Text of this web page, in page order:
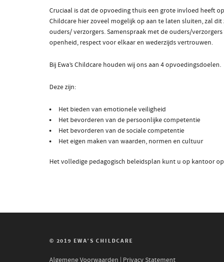
Cruciaal is dat de opvoeding thuis een grote invloed heeft
Childcare hier zoveel mogelijk op aan te laten sluiten, zal
ouders/ verzorgers. Samenspraak met de ouders/
openheid, respect voor elkaar en wederzijds vertrouwen.
Bij Ewa’s Childcare houden wij ons aan 4 opvoedingsdoelen.
Deze zijn:
Het bieden van emotionele veiligheid
Het bevorderen van de persoonlijke competentie
Het bevorderen van de sociale competentie
Het eigen maken van waarden, normen en cultuur
Het volledige pedagogisch beleidsplan kunt u op kantoor
© 2019 EWA’S CHILDCARE
Algemene Voorwaarden | Privacy Statement